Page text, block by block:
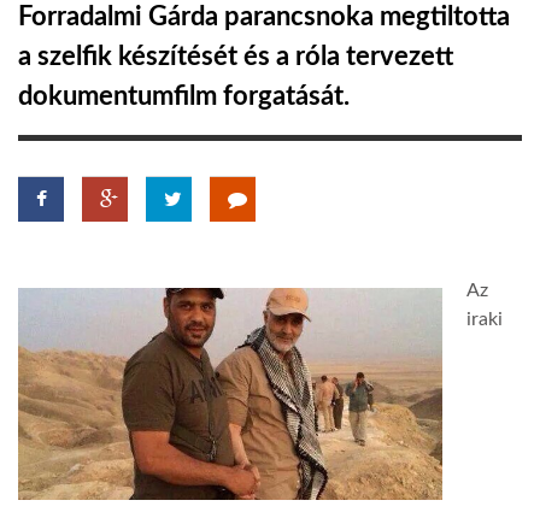
GLOBOTV
AFRIKA TUDÁSTÁR
A NAP SZÉPE
GLOBOZSARU
DOBRAVERO.HU
Forradalmi Gárda parancsnoka megtiltotta
a szelfik készítését és a róla tervezett
dokumentumfilm forgatását.
Az
iraki